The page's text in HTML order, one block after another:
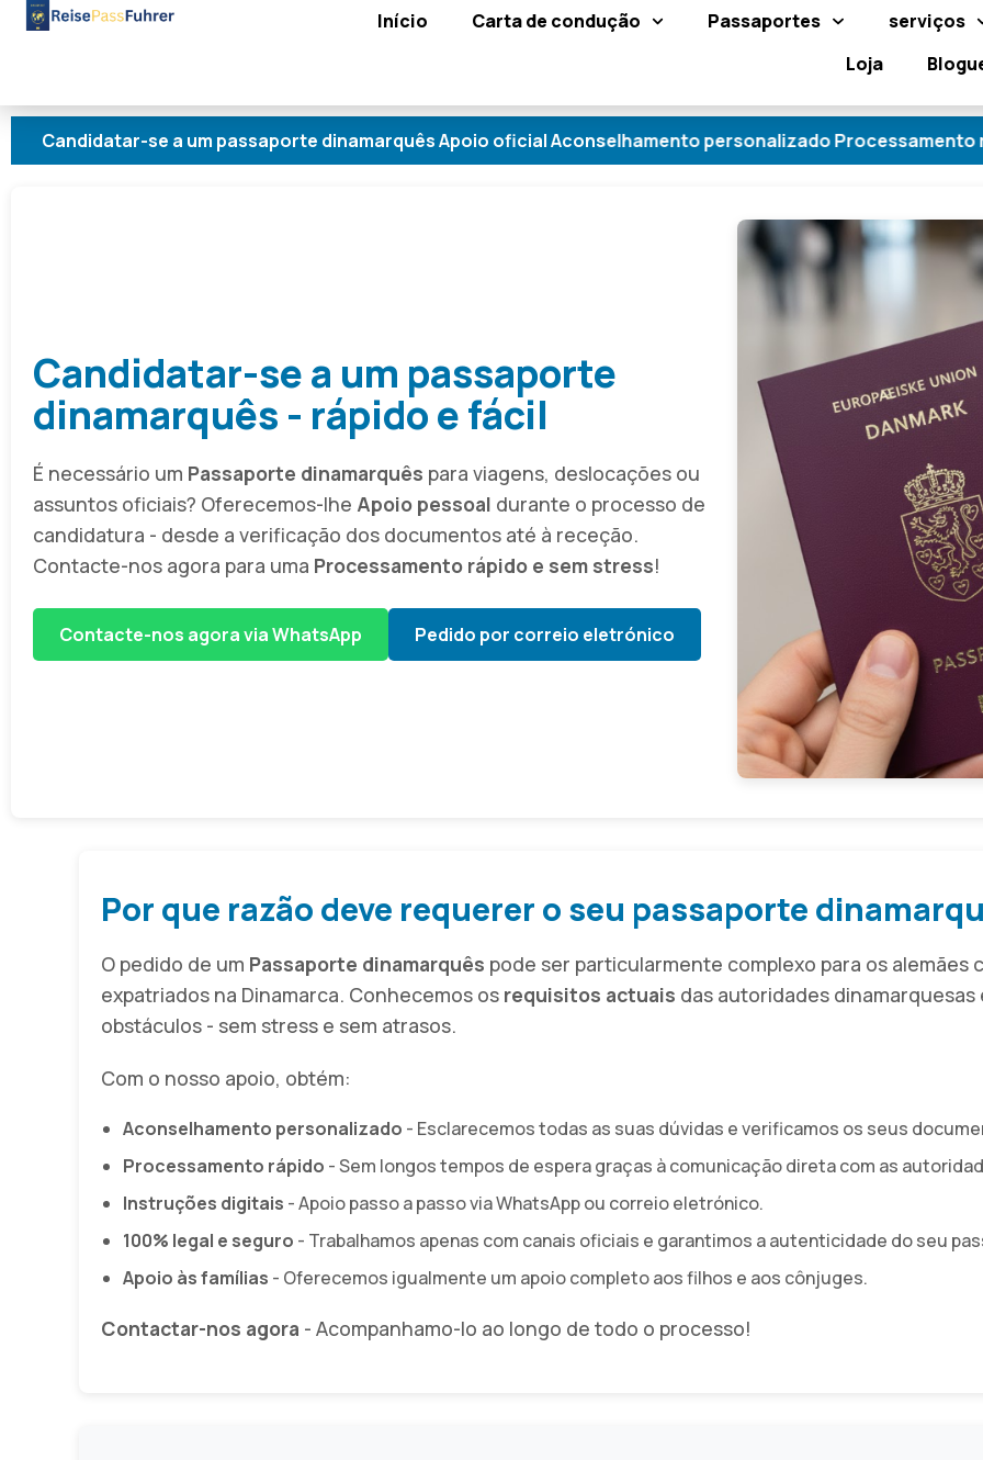
Início Carta de condução Passaportes
serviços
Loja
se a um passaporte dinamarquês Apoio oficial Aconselhamento personalizado Processamento rápido
Candidatar-se a um passaporte
dinamarquês - rápido e fácil
É necessário um Passaporte dinamarquês para viagens, deslocações ou
assuntos oficiais? Oferecemos-lhe Apoio pessoal durante o processo de
candidatura - desde a verificação dos documentos até à receção.
Contacte-nos agora para uma Processamento rápido e sem stress!
Contacte-nos agora via WhatsApp Pedido por correio eletrónico
Por que razão deve requerer o seu passaporte
O pedido de um Passaporte dinamarquês pode ser particularmente complexo para os alemães
expatriados na Dinamarca. Conhecemos os requisitos actuais das autoridades
obstáculos - sem stress e sem atrasos.
Com o nosso apoio, obtém:
Aconselhamento personalizado - Esclarecemos todas as suas dúvidas e verificamos os seus
Processamento rápido - Sem longos tempos de espera graças à comunicação direta com as
Instruções digitais - Apoio passo a passo via WhatsApp ou correio eletrónico.
100% legal e seguro - Trabalhamos apenas com canais oficiais e garantimos a autenticidade do seu
Apoio às famílias - Oferecemos igualmente um apoio completo aos filhos e aos cônjuges.
Contactar-nos agora - Acompanhamo-lo ao longo de todo o processo!